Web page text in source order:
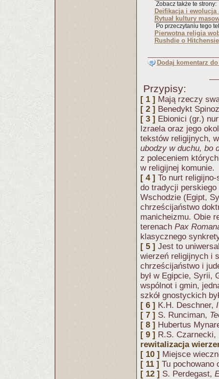
Zobacz także te strony:
Deifikacja i ewolucja
Rytuał kultury
Po przeczytaniu tego
Pierwotna religia
Rushdie o Hitchensie
Dodaj komentarz
Przypisy:
[ 1 ] Mają rzeczy
[ 2 ] Benedykt
[ 3 ] Ebionici (gr.)
Izraela oraz jego
tekstów religijnych,
ubodzy w duchu, bo
z poleceniem
w religijnej komunie.
[ 4 ] To nurt
do tradycji perskiego
Wschodzie (Egipt,
chrześcijaństwo
manicheizmu. Obie
terenach Pax
klasycznego
[ 5 ] Jest to
wierzeń religijnych i
chrześcijaństwo i
był w Egipcie, Syrii,
wspólnot i gmin,
szkół gnostyckich
[ 6 ] K.H. Deschner,
[ 7 ] S. Runciman,
[ 8 ] Hubertus
[ 9 ] R.S. Czarnecki,
rewitalizacja
[ 10 ] Miejsce
[ 11 ] Tu pochowano
[ 12 ] S. Perdegast,